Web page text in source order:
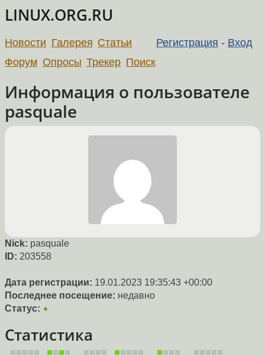
LINUX.ORG.RU
Регистрация - Вход
Новости Галерея Статьи
Форум Опросы Трекер Поиск
Информация о пользователе
pasquale
Nick: pasquale
ID: 203558
Дата регистрации: 19.01.2023 19:35:43 +00:00
Последнее посещение: недавно
Статус: ★
Статистика